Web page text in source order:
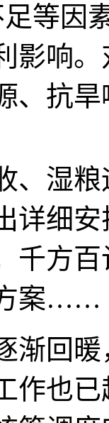
等因
影响
、抗
、湿
详细
千方
案……
渐回
作也